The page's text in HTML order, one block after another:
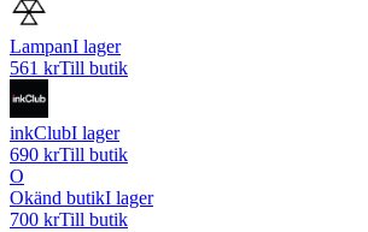
LampanI lager
561 krTill butik
inkClubI lager
690 krTill butik
O
Okänd butikI lager
700 krTill butik